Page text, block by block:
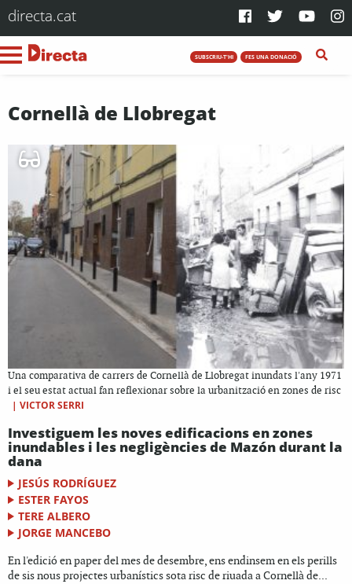
directa.cat
SUBSCRIU-T'HI FES UNA DONACIÓ
Cornellà de Llobregat
Una comparativa de carrers de Cornellà de Llobregat inundats l'any 1971
i el seu estat actual fan reflexionar sobre la urbanització en zones de risc
| VICTOR SERRI
Investiguem les noves edificacions en zones
inundables i les negligències de Mazón durant la
dana
JESÚS RODRÍGUEZ
ESTER FAYOS
TERE ALBERO
JORGE MANCEBO
En l'edició en paper del mes de desembre, ens endinsem en els perills
de sis nous projectes urbanístics sota risc de riuada a Cornellà de...